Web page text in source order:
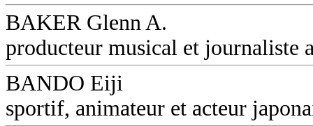
BAKER Glenn A.
producteur musical et journaliste
BANDO Eiji
sportif, animateur et acteur